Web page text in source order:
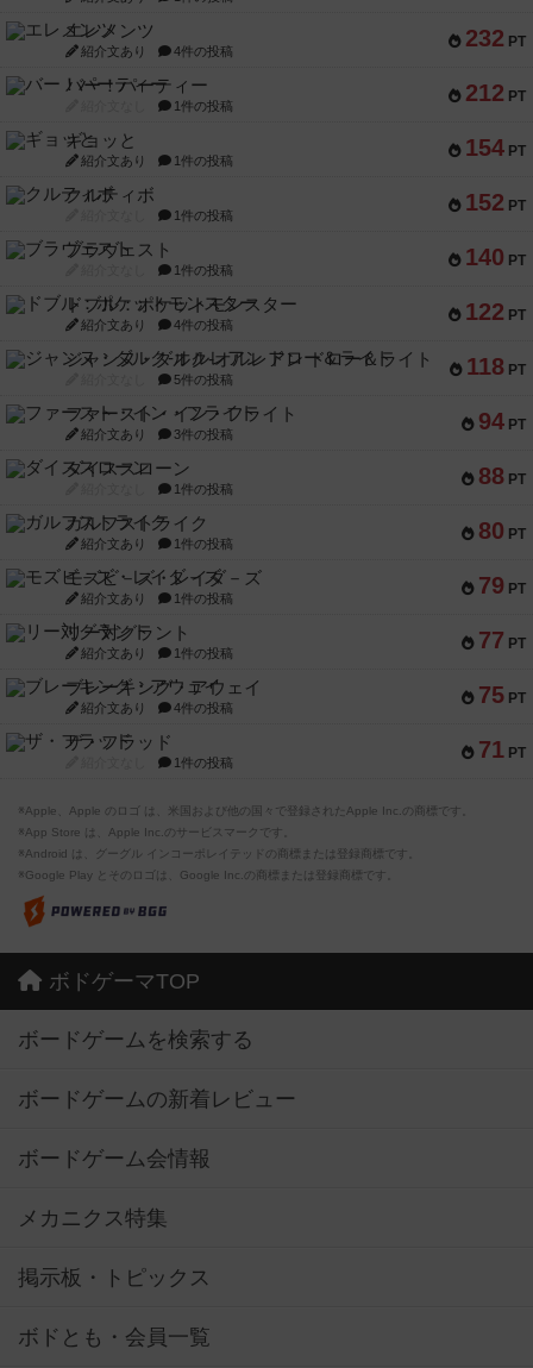
232 PT
エレメンツ
紹介文あり 4件の投稿
212 PT
バー！パーティー
1件の投稿
154 PT
ギョッと
紹介文あり 1件の投稿
152 PT
クルティボ
1件の投稿
140 PT
ブラヴェスト
1件の投稿
122 PT
ドブル：ポケットモンスター
紹介文あり 4件の投稿
118 PT
ジャンヌ・ダルク-オルレアン ドロー＆ライト
5件の投稿
94 PT
ファースト・イン・フライト
紹介文あり 3件の投稿
88 PT
ダイススローン
1件の投稿
80 PT
ガルフストライク
紹介文あり 1件の投稿
79 PT
モズビ－ズ・レイダ－ズ
紹介文あり 1件の投稿
77 PT
リー対グラント
紹介文あり 1件の投稿
75 PT
ブレーキング・アウェイ
紹介文あり 4件の投稿
71 PT
ザ・フラッド
1件の投稿
※Apple、Apple のロゴ は、米国および他の国々で登録されたApple Inc.の商標です。
※App Store は、Apple Inc.のサービスマークです。
※Android は、グーグル インコーポレイテッドの商標または登録商標です。
※Google Play とそのロゴは、Google Inc.の商標または登録商標です。
ボドゲーマTOP
ボードゲームを検索する
ボードゲームの新着レビュー
ボードゲーム会情報
メカニクス特集
掲示板・トピックス
ボドとも・会員一覧